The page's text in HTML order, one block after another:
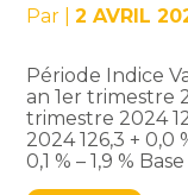
Par |2 AVRIL
Période Indice
an 1er trimestre
trimestre 2024
2024 126,3 + 0,0
0,1 % – 1,9 %